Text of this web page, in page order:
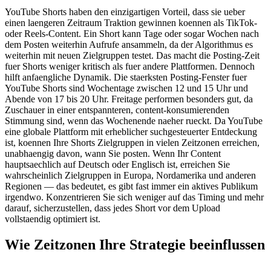
YouTube Shorts haben den einzigartigen Vorteil, dass sie ueber
einen laengeren Zeitraum Traktion gewinnen koennen als TikTok-
oder Reels-Content. Ein Short kann Tage oder sogar Wochen nach
dem Posten weiterhin Aufrufe ansammeln, da der Algorithmus es
weiterhin mit neuen Zielgruppen testet. Das macht die Posting-Zeit
fuer Shorts weniger kritisch als fuer andere Plattformen. Dennoch
hilft anfaengliche Dynamik. Die staerksten Posting-Fenster fuer
YouTube Shorts sind Wochentage zwischen 12 und 15 Uhr und
Abende von 17 bis 20 Uhr. Freitage performen besonders gut, da
Zuschauer in einer entspannteren, content-konsumierenden
Stimmung sind, wenn das Wochenende naeher rueckt. Da YouTube
eine globale Plattform mit erheblicher suchgesteuerter Entdeckung
ist, koennen Ihre Shorts Zielgruppen in vielen Zeitzonen erreichen,
unabhaengig davon, wann Sie posten. Wenn Ihr Content
hauptsaechlich auf Deutsch oder Englisch ist, erreichen Sie
wahrscheinlich Zielgruppen in Europa, Nordamerika und anderen
Regionen — das bedeutet, es gibt fast immer ein aktives Publikum
irgendwo. Konzentrieren Sie sich weniger auf das Timing und mehr
darauf, sicherzustellen, dass jedes Short vor dem Upload
vollstaendig optimiert ist.
Wie Zeitzonen Ihre Strategie beeinflussen